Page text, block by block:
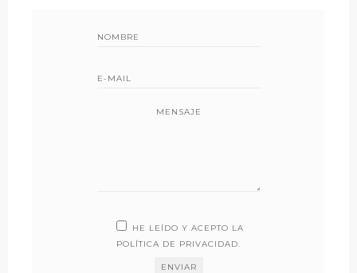
MENSAJE
HE LEÍDO Y ACEPTO LA
POLÍTICA DE PRIVACIDAD.